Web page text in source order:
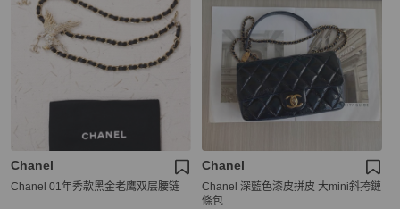
Chanel
Chanel 01年秀款黑金老鹰双层腰链
Chanel
Chanel 深藍色漆皮拼皮 大mini斜挎鏈
條包